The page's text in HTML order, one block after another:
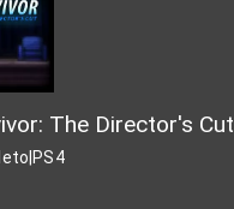
The Director's Cut
PS4